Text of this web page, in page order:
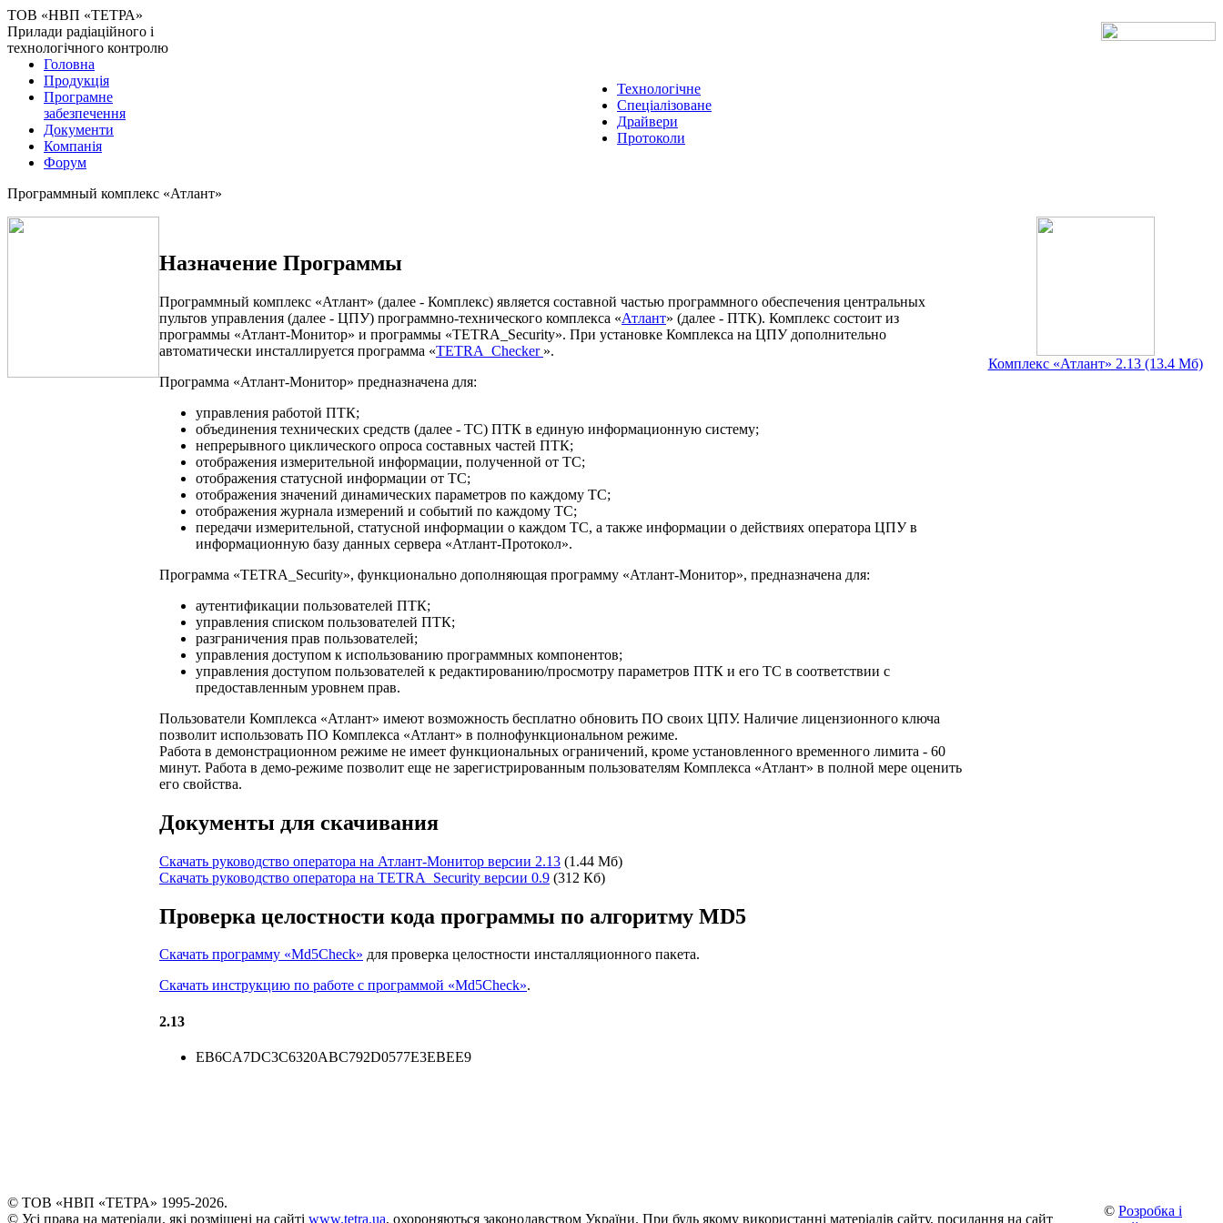
ТОВ «НВП «ТЕТРА»
Прилади радіаційного і
технологічного контролю
Головна
Продукція
Програмне
забезпечення
Документи
Компанія
Форум
Технологічне
Спеціалізоване
Драйвери
Протоколи
Программный комплекс «Атлант»
Назначение Программы
Программный комплекс «Атлант» (далее - Комплекс) является составной частью программного обеспечения центральных
пультов управления (далее - ЦПУ) программно-технического комплекса «Атлант» (далее - ПТК). Комплекс состоит из
программы «Атлант-Монитор» и программы «TETRA_Security». При установке Комплекса на ЦПУ дополнительно
автоматически инсталлируется программа «TETRA_Checker ».
Программа «Атлант-Монитор» предназначена для:
управления работой ПТК;
объединения технических средств (далее - ТС) ПТК в единую информационную систему;
непрерывного циклического опроса составных частей ПТК;
отображения измерительной информации, полученной от ТС;
отображения статусной информации от ТС;
отображения значений динамических параметров по каждому ТС;
отображения журнала измерений и событий по каждому ТС;
передачи измерительной, статусной информации о каждом ТС, а также информации о действиях оператора ЦПУ в
информационную базу данных сервера «Атлант-Протокол».
Программа «TETRA_Security», функционально дополняющая программу «Атлант-Монитор», предназначена для:
аутентификации пользователей ПТК;
управления списком пользователей ПТК;
разграничения прав пользователей;
управления доступом к использованию программных компонентов;
управления доступом пользователей к редактированию/просмотру параметров ПТК и его ТС в соответствии с
предоставленным уровнем прав.
Пользователи Комплекса «Атлант» имеют возможность бесплатно обновить ПО своих ЦПУ. Наличие лицензионного ключа
позволит использовать ПО Комплекса «Атлант» в полнофункциональном режиме.
Работа в демонстрационном режиме не имеет функциональных ограничений, кроме установленного временного лимита - 60
минут. Работа в демо-режиме позволит еще не зарегистрированным пользователям Комплекса «Атлант» в полной мере оценить
его свойства.
Документы для скачивания
Скачать руководство оператора на Атлант-Монитор версии 2.13 (1.44 Мб)
Скачать руководство оператора на TETRA_Security версии 0.9 (312 Кб)
Проверка целостности кода программы по алгоритму MD5
Скачать программу «Md5Check» для проверка целостности инсталляционного пакета.
Скачать инструкцию по работе с программой «Md5Check».
2.13
EB6CA7DC3C6320ABC792D0577E3EBEE9
Комплекс «Атлант» 2.13 (13.4 Мб)
© ТОВ «НВП «ТЕТРА» 1995-2026.
© Усі права на матеріали, які розміщені на сайті www.tetra.ua, охороняються законодавством України. При будь якому використанні матеріалів сайту, посилання на сайт
© Розробка і